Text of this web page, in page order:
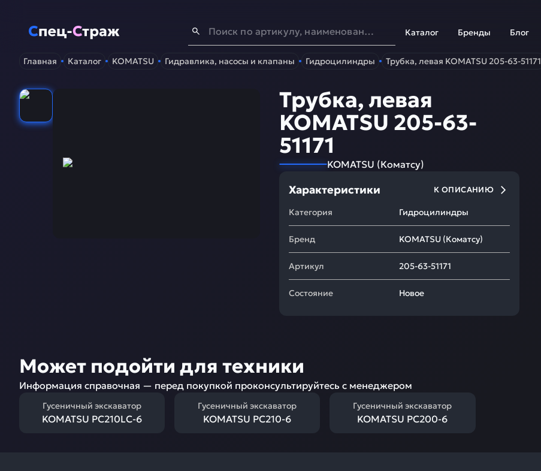
Спец-Страж - Запчасти для спецтехники
Каталог Бренды Блог
Главная Каталог KOMATSU Гидравлика, насосы и клапаны Гидроцилиндры Трубка, левая KOMATSU 205-63-51171
Трубка, левая
KOMATSU 205-63-
51171
KOMATSU (Коматсу)
Характеристики К ОПИСАНИЮ
Категория Гидроцилиндры
Бренд KOMATSU (Коматсу)
Артикул 205-63-51171
Состояние Новое
Может подойти для техники
Информация справочная — перед покупкой проконсультируйтесь с менеджером
Гусеничный экскаватор
KOMATSU PC210LC-6
Гусеничный экскаватор
KOMATSU PC210-6
Гусеничный экскаватор
KOMATSU PC200-6